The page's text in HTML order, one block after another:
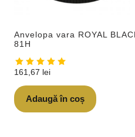
Anvelopa vara ROYAL
81H
161,67 lei
Adaugă în coș